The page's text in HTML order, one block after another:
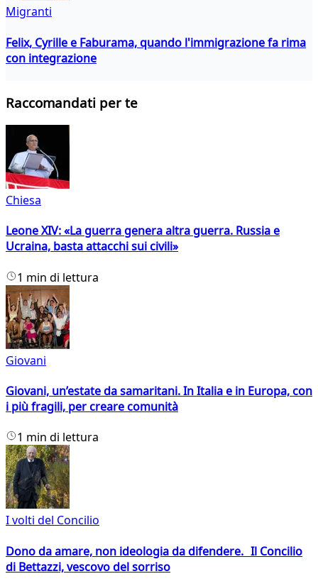
Migranti
Felix, Cyrille e Faburama, quando l'immigrazione fa rima
con integrazione
Raccomandati per te
Chiesa
Leone XIV: «La guerra genera altra guerra. Russia e
Ucraina, basta attacchi sui civili»
1 min di lettura
Giovani
Giovani, un’estate da samaritani. In Italia e in Europa, con
i più fragili, per creare comunità
1 min di lettura
I volti del Concilio
Dono da amare, non ideologia da difendere. Il Concilio
di Bettazzi, vescovo del sorriso